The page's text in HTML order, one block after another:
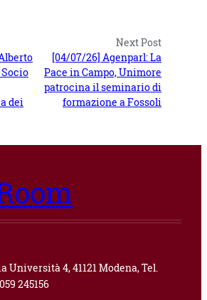
dei
Next Post
[04/07/26] Agenparl: La
Pace in Campo, Unimore
patrocina il seminario di
formazione a Fossoli
Università 4, 41121 Modena, Tel.
245156